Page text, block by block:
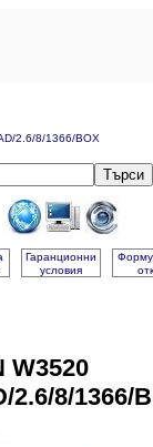
2.6/8/1366/BOX
Търси
Гаранционни
условия
W3520
2.6/8/1366/